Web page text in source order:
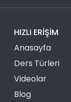
HIZLI ERIŞIM
Anasayfa
Ders Türleri
Videolar
Blog